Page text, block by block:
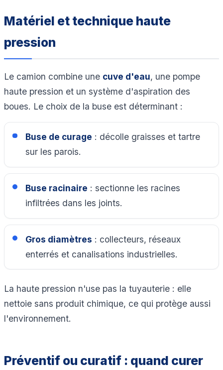
Matériel et technique haute
pression
Le camion combine une cuve d'eau, une pompe
haute pression et un système d'aspiration des
boues. Le choix de la buse est déterminant :
Buse de curage : décolle graisses et tartre
sur les parois.
Buse racinaire : sectionne les racines
infiltrées dans les joints.
Gros diamètres : collecteurs, réseaux
enterrés et canalisations industrielles.
La haute pression n'use pas la tuyauterie : elle
nettoie sans produit chimique, ce qui protège aussi
l'environnement.
Préventif ou curatif : quand curer